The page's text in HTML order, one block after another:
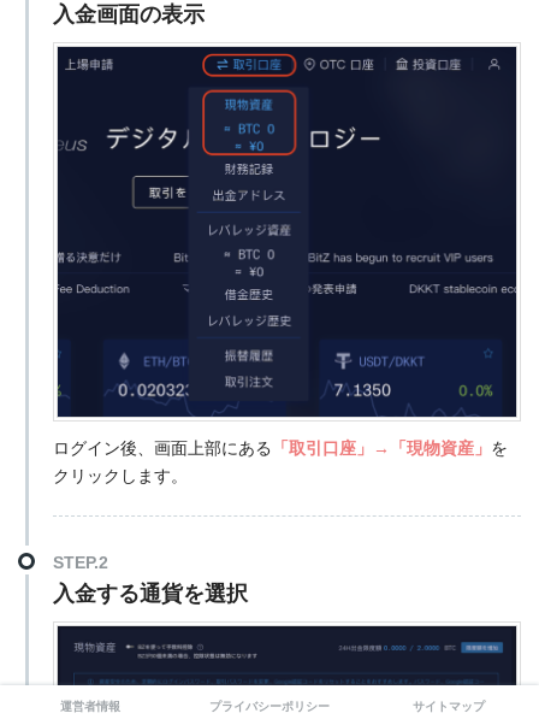
入金画面の表示
ログイン後、画面上部にある 「取引口座」→「現物資産」 を
クリックします。
STEP.2
入金する通貨を選択
運営者情報 プライバシーポリシー サイトマップ